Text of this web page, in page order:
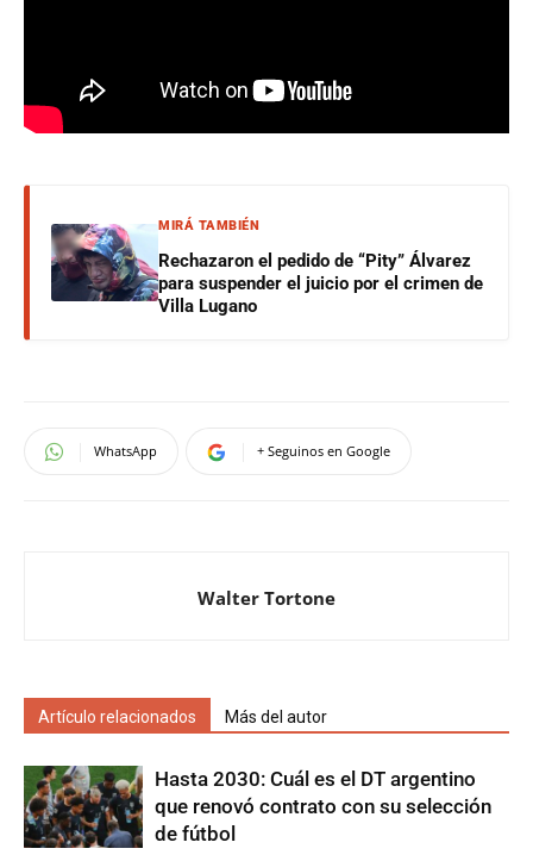
MIRÁ TAMBIÉN
Rechazaron el pedido de “Pity” Álvarez
para suspender el juicio por el crimen de
Villa Lugano
WhatsApp + Seguinos en Google
Walter Tortone
Artículo relacionados Más del autor
Hasta 2030: Cuál es el DT argentino
que renovó contrato con su selección
de fútbol